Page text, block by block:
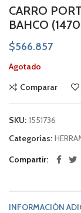
CARRO
BAHCO
$566.857
Agotado
Comparar
SKU: 1551736
Categorías:
Compartir
INFORMACIÓN